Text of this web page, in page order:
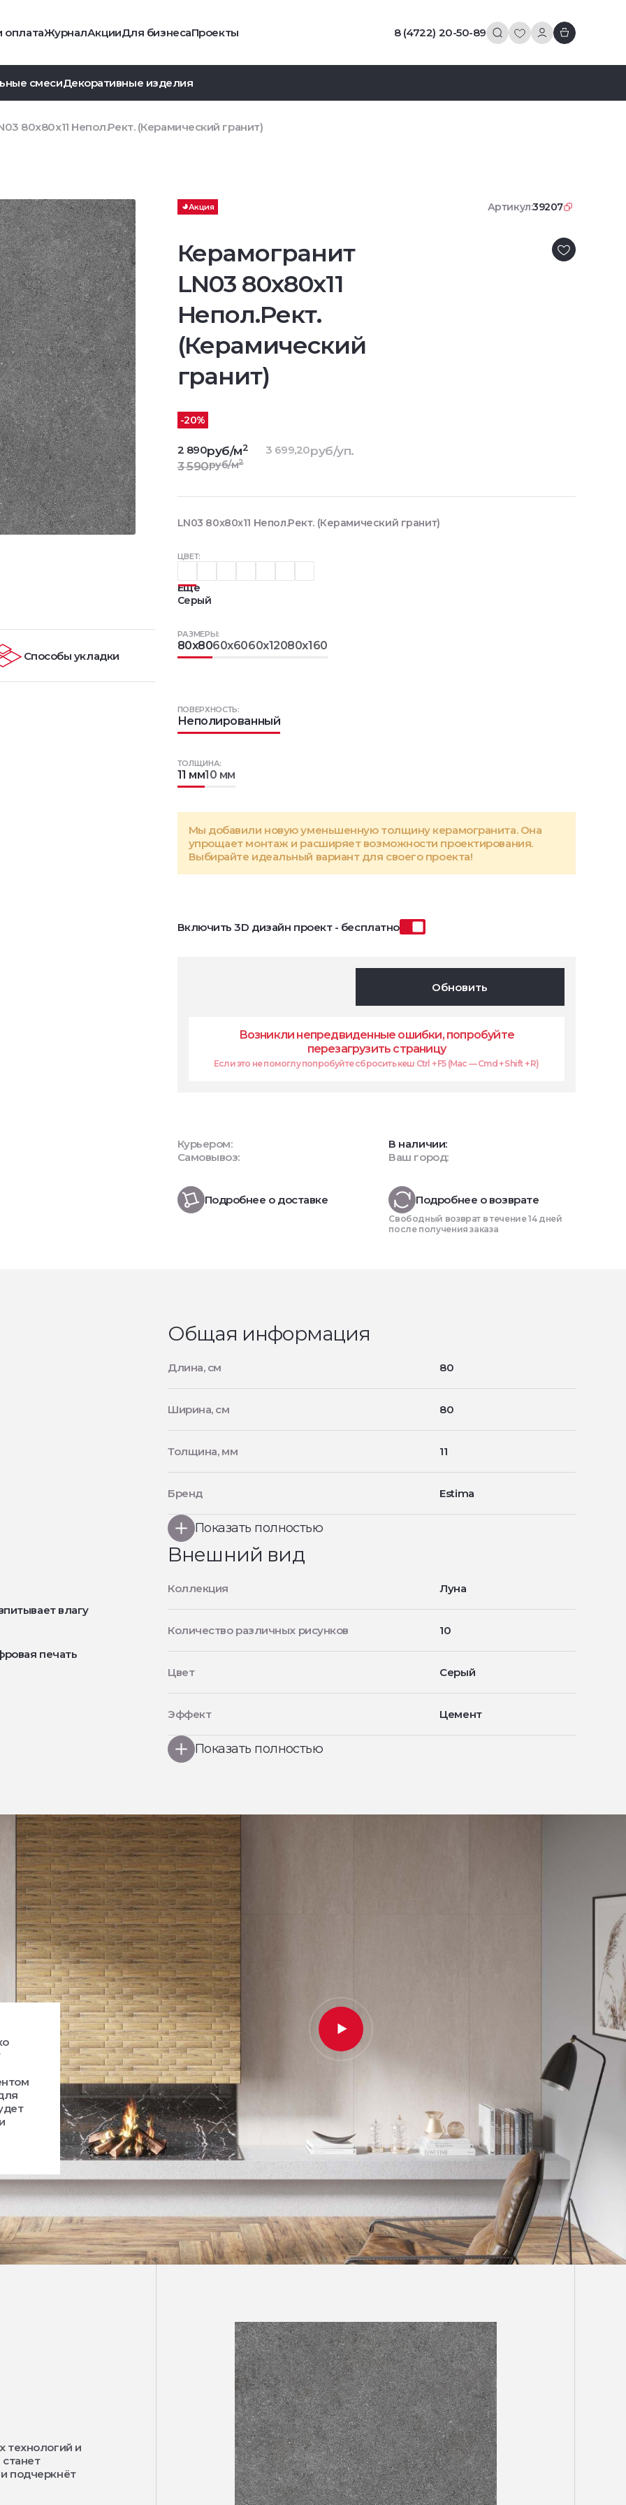
оплатаЖурналАкцииДля бизнесаПроекты 8 (4722) 20-50-89
смесиДекоративные изделия
80x80x11 Непол.Рект. (Керамический гранит)
Акция Артикул:39207
Керамогранит
LN03 80x80x11
Непол.Рект.
(Керамический
гранит)
ЦВЕТ:
Еще
Серый
РАЗМЕРЫ:
80x8060x6060x12080x160
ТОЛЩИНА:
11 мм10 мм
ПОВЕРХНОСТЬ:
Неполированный
Мы добавили новую уменьшенную толщину керамогранита. Она
упрощает монтаж и расширяет возможности проектирования.
Выбирайте идеальный вариант для своего проекта!
Включить 3D дизайн проект - бесплатно
-20%
2 890руб/м2
3 590руб/м2
3 699,20руб/уп.
Обновить
Возникли непредвиденные ошибки, попробуйте
перезагрузить страницу
Если это не помоглу попробуйте сбросить кеш Ctrl + F5 (Mac — Cmd + Shift + R)
Курьером:
Самовывоз:
В наличии:
Ваш город:
Подробнее о доставке Подробнее о возврате
Свободный возврат в течение 14 дней
после получения заказа
LN03 80x80x11 Непол.Рект. (Керамический гранит)
Способы укладки
влагу
печать
Общая информация
Длина, см 80
Ширина, см 80
Толщина, мм 11
Бренд Estima
Показать полностью
Внешний вид
Коллекция Луна
Количество различных рисунков 10
Цвет Серый
Эффект Цемент
Показать полностью
технологий и
подчеркнёт